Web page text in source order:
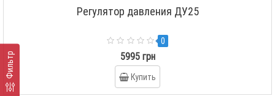
Фильтр
Регулятор давления ДУ25
0
5995 грн
Купить